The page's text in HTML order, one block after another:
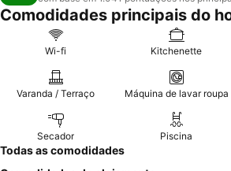
Comodidades principais do
Wi-fi Kitchenette
Varanda / Terraço Máquina de lavar roupa
Secador Piscina
Todas as comodidades